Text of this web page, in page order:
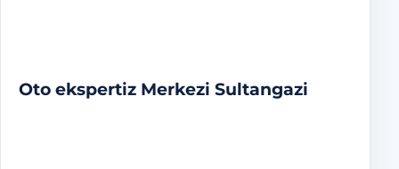
Oto ekspertiz Merkezi Sultangazi